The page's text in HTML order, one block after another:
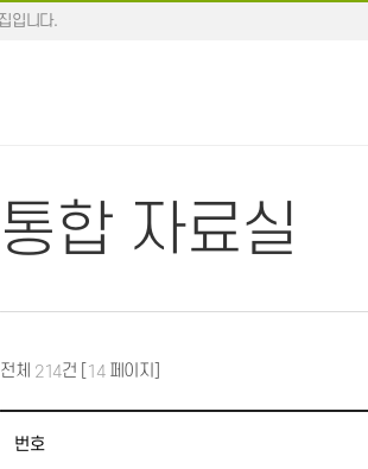
입니다.
통합 자료실
전체 214건 [ 14페이지]
번호